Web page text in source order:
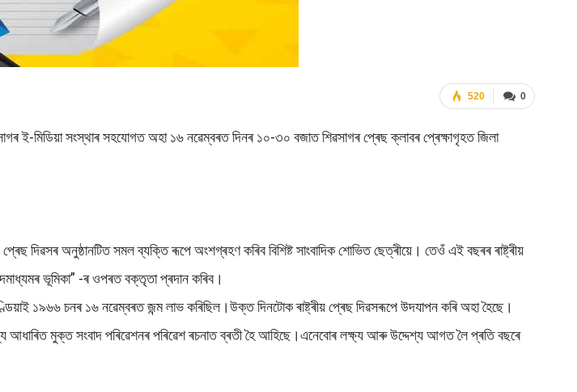
0
520
মিডিয়া সংস্থাৰ সহযোগত অহা ১৬ নৱেম্বৰত দিনৰ ১০-৩০ বজাত শিৱসাগৰ প্ৰেছ ক্লাবৰ প্ৰেক্ষাগৃহত জিলা
দিৱসৰ অনুষ্ঠানটিত সমল ব্যক্তি ৰূপে অংশগ্ৰহণ কৰিব বিশিষ্ট সাংবাদিক শোভিত ছেত্ৰীয়ে। তেওঁ এই বছৰৰ ৰাষ্ট্ৰীয়
ভূমিকা” -ৰ ওপৰত বক্তৃতা প্ৰদান কৰিব।
১৯৬৬ চনৰ ১৬ নৱেম্বৰত জন্ম লাভ কৰিছিল।উক্ত দিনটোক ৰাষ্ট্ৰীয় প্ৰেছ দিৱসৰূপে উদযাপন কৰি অহা হৈছে।
আধাৰিত মুক্ত সংবাদ পৰিৱেশনৰ পৰিৱেশ ৰচনাত ব্ৰতী হৈ আহিছে।এনেবোৰ লক্ষ্য আৰু উদ্দেশ্য আগত লৈ প্ৰতি বছৰে